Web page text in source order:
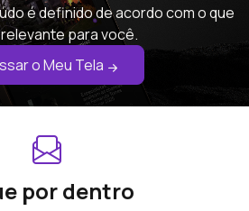
é definido de acordo com o que
para você.
o Meu Tela
por dentro